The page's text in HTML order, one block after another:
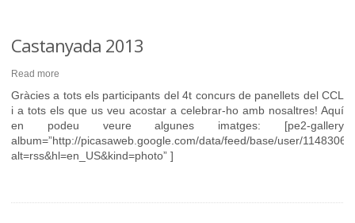
Castanyada 2013
Read more
Gràcies a tots els participants del 4t concurs de panellets del CCL
i a tots els que us veu acostar a celebrar-ho amb nosaltres! Aquí
en podeu veure algunes imatges: [pe2-gallery
album=”http://picasaweb.google.com/data/feed/base/user/
alt=rss&hl=en_US&kind=photo” ]